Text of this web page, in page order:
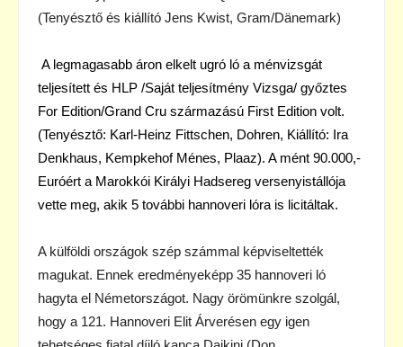
(Tenyésztő és kiállító Jens Kwist, Gram/Dänemark)
A legmagasabb áron elkelt ugró ló a ménvizsgát
teljesített és HLP /Saját teljesítmény Vizsga/ győztes
For Edition/Grand Cru származású First Edition volt.
(Tenyésztő: Karl-Heinz Fittschen, Dohren, Kiállító: Ira
Denkhaus, Kempkehof Ménes, Plaaz). A mént 90.000,-
Euróért a Marokkói Királyi Hadsereg versenyistállója
vette meg, akik 5 további hannoveri lóra is licitáltak.
A külföldi országok szép számmal képviseltették
magukat. Ennek eredményeképp 35 hannoveri ló
hagyta el Németországot. Nagy örömünkre szolgál,
hogy a 121. Hannoveri Elit Árverésen egy igen